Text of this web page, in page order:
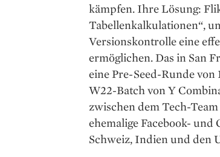
kämpfen. Ihre Lösung:
Tabellenkalkulationen“,
Versionskontrolle eine
ermöglichen. Das in San
eine Pre-Seed-Runde von
W22-Batch von Y
zwischen dem Tech-
ehemalige Facebook-
Schweiz, Indien und den